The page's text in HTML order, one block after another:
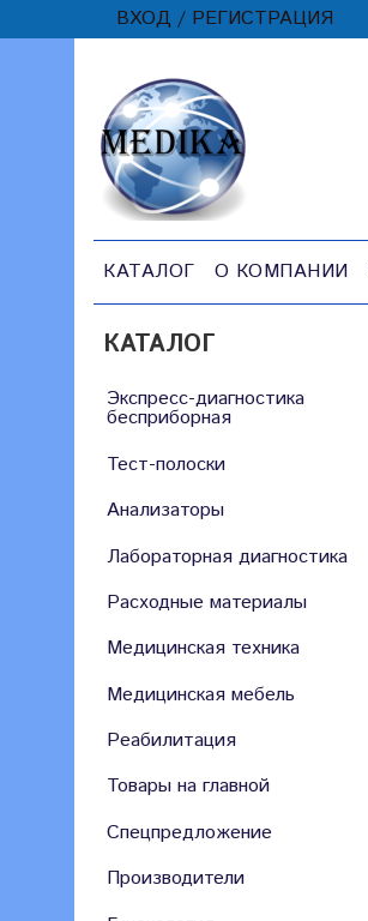
ВХОД / РЕГИСТРАЦИЯ
КАТАЛОГ О КОМПАНИИ
КАТАЛОГ
Экспресс-диагностика
бесприборная
Тест-полоски
Анализаторы
Лабораторная диагностика
Расходные материалы
Медицинская техника
Медицинская мебель
Реабилитация
Товары на главной
Спецпредложение
Производители